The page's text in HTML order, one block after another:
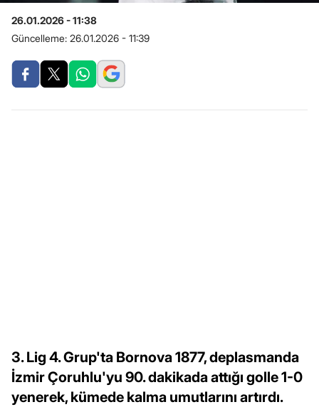
26.01.2026 - 11:38
Güncelleme: 26.01.2026 - 11:39
3. Lig 4. Grup'ta Bornova 1877, deplasmanda
İzmir Çoruhlu'yu 90. dakikada attığı golle 1-0
yenerek, kümede kalma umutlarını artırdı.